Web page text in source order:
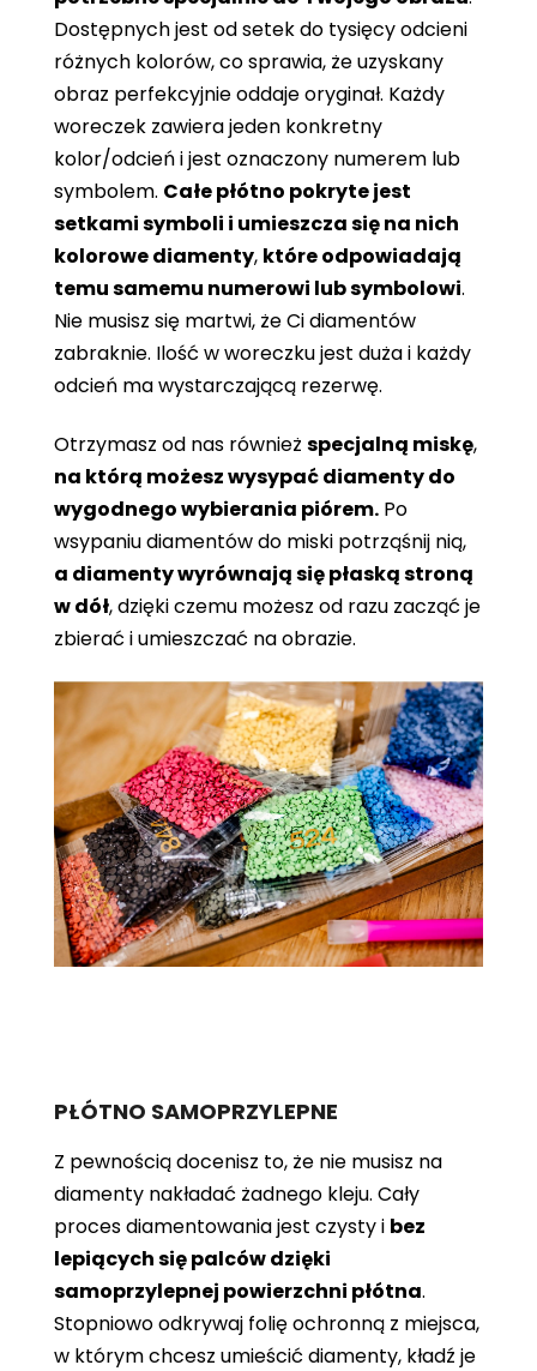
Dostępnych jest od setek do tysięcy odcieni
różnych kolorów, co sprawia, że ​​uzyskany
obraz perfekcyjnie oddaje oryginał. Każdy
woreczek zawiera jeden konkretny
kolor/odcień i jest oznaczony numerem lub
symbolem. Całe płótno pokryte jest
setkami symboli i umieszcza się na nich
kolorowe diamenty, które odpowiadają
temu samemu numerowi lub symbolowi.
Nie musisz się martwi, że Ci diamentów
zabraknie. Ilość w woreczku jest duża i każdy
odcień ma wystarczającą rezerwę.
Otrzymasz od nas również specjalną miskę,
na którą możesz wysypać diamenty do
wygodnego wybierania piórem. Po
wsypaniu diamentów do miski potrząśnij nią,
a diamenty wyrównają się płaską stroną
w dół, dzięki czemu możesz od razu zacząć je
zbierać i umieszczać na obrazie.
PŁÓTNO SAMOPRZYLEPNE
Z pewnością docenisz to, że nie musisz na
diamenty nakładać żadnego kleju. Cały
proces diamentowania jest czysty i bez
lepiących się palców dzięki
samoprzylepnej powierzchni płótna.
Stopniowo odkrywaj folię ochronną z miejsca,
w którym chcesz umieścić diamenty, kładź je